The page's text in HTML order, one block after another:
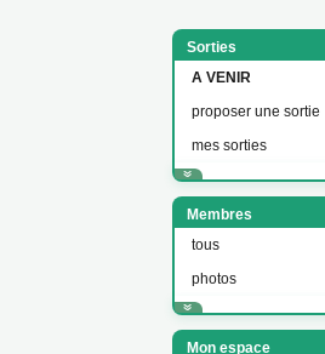
Sorties
A VENIR
proposer une sortie
mes sorties
Membres
tous
photos
Mon espace